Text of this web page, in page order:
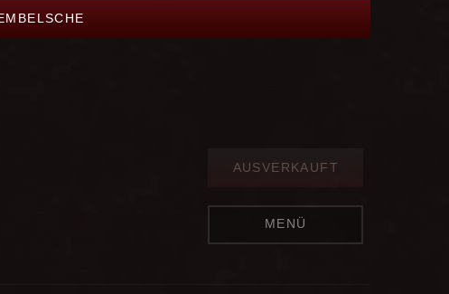
AUSVERKAUFT
MENÜ